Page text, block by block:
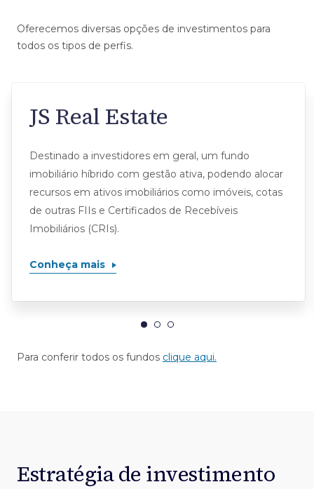
Oferecemos diversas opções de investimentos para
todos os tipos de perfis.
JS Real Estate
Destinado a investidores em geral, um fundo
imobiliário híbrido com gestão ativa, podendo alocar
recursos em ativos imobiliários como imóveis, cotas
de outras FIIs e Certificados de Recebíveis
Imobiliários (CRIs).
Conheça mais
Para conferir todos os fundos clique aqui.
Estratégia de investimento